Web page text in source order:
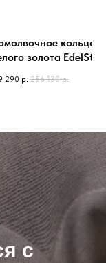
кольцо
золота
290 р. 256 130 р.
с